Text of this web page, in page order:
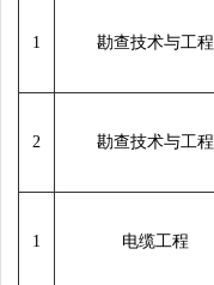
1 勘查技术与工程
2 勘查技术与工程
1 电缆工程